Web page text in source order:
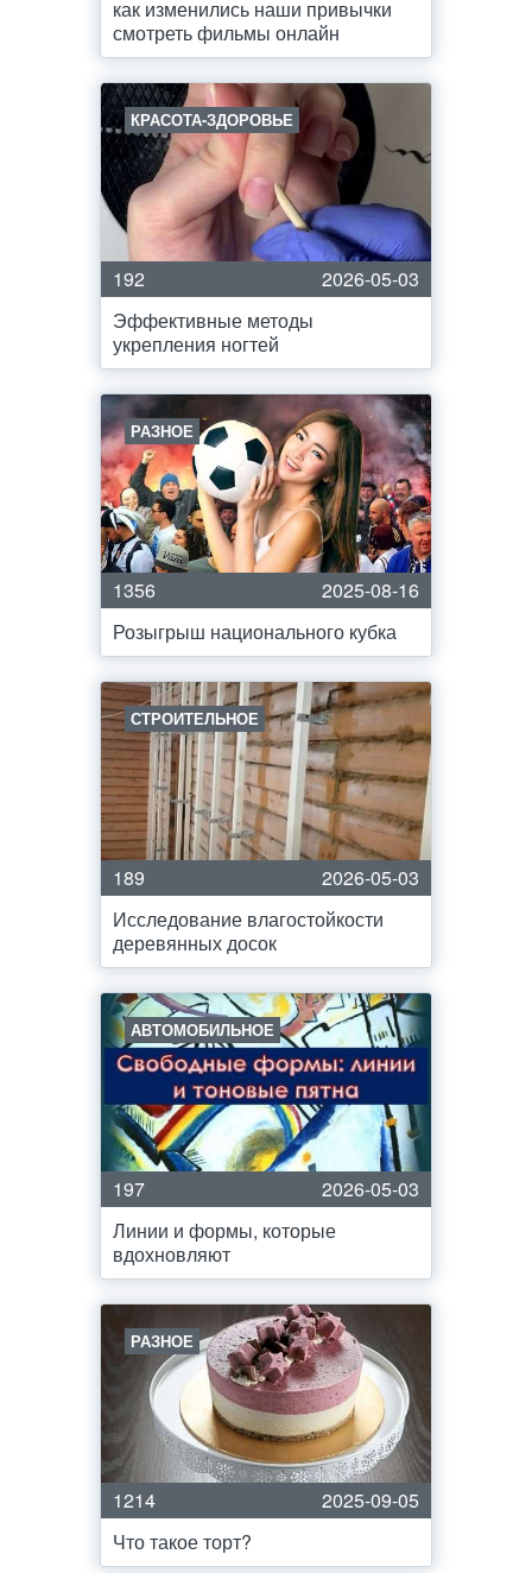
как изменились наши привычки
смотреть фильмы онлайн
КРАСОТА-ЗДОРОВЬЕ
192
2026-05-03
Эффективные методы
укрепления ногтей
РАЗНОЕ
1356
2025-08-16
Розыгрыш национального кубка
СТРОИТЕЛЬНОЕ
189
2026-05-03
Исследование влагостойкости
деревянных досок
АВТОМОБИЛЬНОЕ
197
2026-05-03
Линии и формы, которые
вдохновляют
РАЗНОЕ
1214
2025-09-05
Что такое торт?